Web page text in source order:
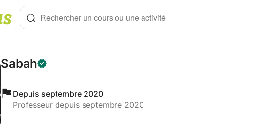
Rechercher un cours ou une activité
Sabah
Depuis septembre 2020
Professeur depuis septembre 2020